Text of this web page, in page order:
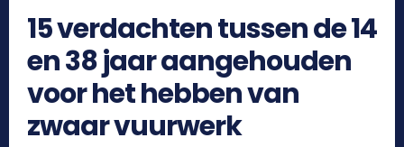
15 verdachten tussen de 14
en 38 jaar aangehouden
voor het hebben van
zwaar vuurwerk